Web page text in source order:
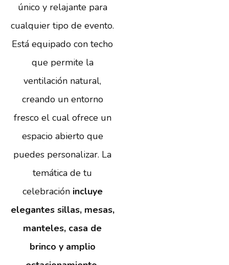
único y relajante para
cualquier tipo de evento.
Está equipado con techo
que permite la
ventilación natural,
creando un entorno
fresco el cual ofrece un
espacio abierto que
puedes personalizar. La
temática de tu
celebración incluye
elegantes sillas, mesas,
manteles, casa de
brinco y amplio